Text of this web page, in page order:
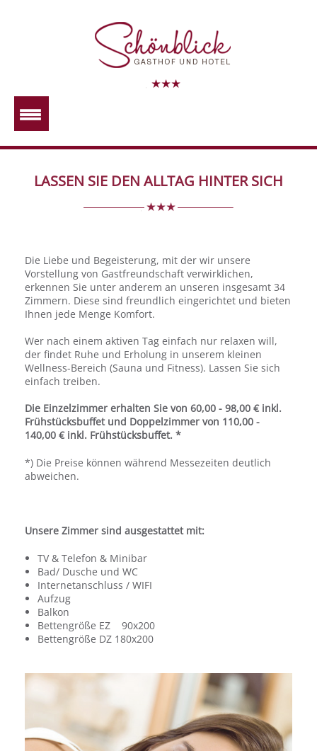
LASSEN SIE DEN ALLTAG HINTER SICH
Die Liebe und Begeisterung, mit der wir unsere
Vorstellung von Gastfreundschaft verwirklichen,
erkennen Sie unter anderem an unseren insgesamt 34
Zimmern. Diese sind freundlich eingerichtet und bieten
Ihnen jede Menge Komfort.
Wer nach einem aktiven Tag einfach nur relaxen will,
der findet Ruhe und Erholung in unserem kleinen
Wellness-Bereich (Sauna und Fitness). Lassen Sie sich
einfach treiben.
Die Einzelzimmer erhalten Sie von 60,00 - 98,00 € inkl.
Frühstücksbuffet und Doppelzimmer von 110,00 -
140,00 € inkl. Frühstücksbuffet. *
*) Die Preise können während Messezeiten deutlich
abweichen.
Unsere Zimmer sind ausgestattet mit:
TV & Telefon & Minibar
Bad/ Dusche und WC
Internetanschluss / WIFI
Aufzug
Balkon
Bettengröße EZ 90x200
Bettengröße DZ 180x200